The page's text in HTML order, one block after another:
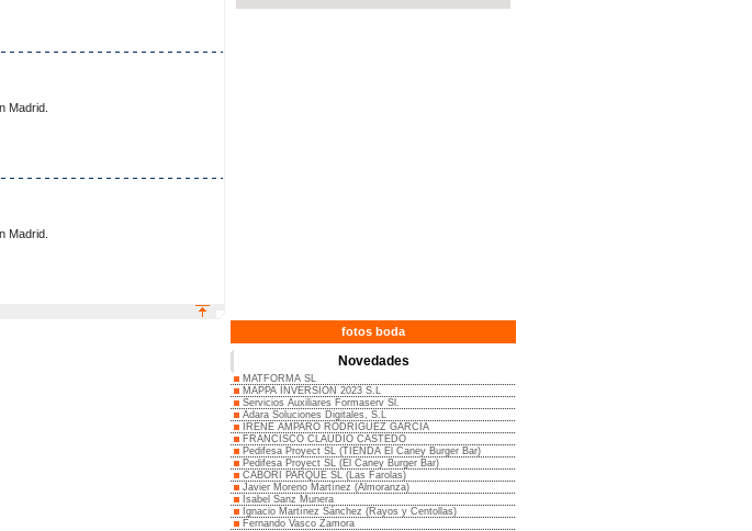
Madrid.
Madrid.
fotos boda
Novedades
MATFORMA SL
MAPPA INVERSION 2023 S.L
Servicios Auxiliares Formaserv Sl.
Adara Soluciones Digitales, S.L
IRENE AMPARO RODRIGUEZ GARCIA
FRANCISCO CLAUDIO CASTEDO
Pedifesa Proyect SL (TIENDA El Caney Burger Bar)
Pedifesa Proyect SL (El Caney Burger Bar)
CABORI PARQUE SL (Las Farolas)
Javier Moreno Martínez (Almoranza)
Isabel Sanz Munera
Ignacio Martínez Sánchez (Rayos y Centollas)
Fernando Vasco Zamora